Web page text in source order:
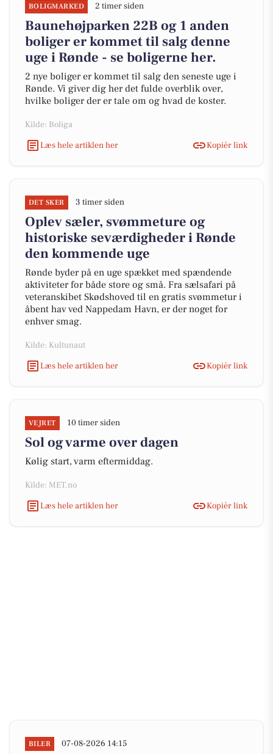
BOLIGMARKED 2 timer siden
Baunehøjparken 22B og 1 anden
boliger er kommet til salg denne
uge i Rønde - se boligerne her.
2 nye boliger er kommet til salg den seneste uge i
Rønde. Vi giver dig her det fulde overblik over,
hvilke boliger der er tale om og hvad de koster.
Kilde: Boliga
Læs hele artiklen her
Kopiér link
DET SKER 3 timer siden
Oplev sæler, svømmeture og
historiske seværdigheder i Rønde
den kommende uge
Rønde byder på en uge spækket med spændende
aktiviteter for både store og små. Fra sælsafari på
veteranskibet Skødshoved til en gratis svømmetur i
åbent hav ved Nappedam Havn, er der noget for
enhver smag.
Kilde: Kultunaut
Læs hele artiklen her
Kopiér link
VEJRET 10 timer siden
Sol og varme over dagen
Kølig start, varm eftermiddag.
Kilde: MET.no
Læs hele artiklen her
Kopiér link
BILER 07-08-2026 14:15